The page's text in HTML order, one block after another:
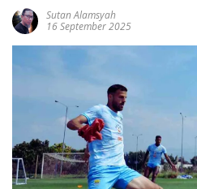
Sutan Alamsyah
16 September 2025